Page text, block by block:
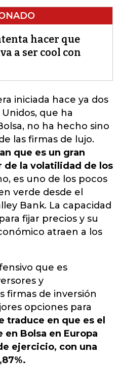
hacer que
a ser cool con
iniciada hace ya dos
que ha
no ha hecho sino
las firmas de lujo.
que es un gran
de la volatilidad de los
es uno de los pocos
verde desde el
Bank. La capacidad
fijar precios y su
atraen a los
que es
y
firmas de inversión
opciones para
traduce en que es el
en Bolsa en Europa
ejercicio, con una